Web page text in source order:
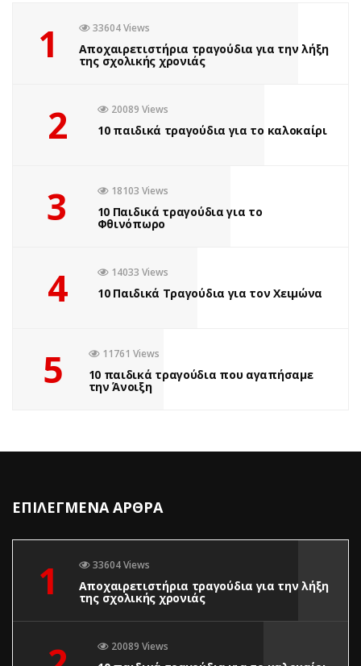
1 33604 Views
Αποχαιρετιστήρια τραγούδια για την λήξη
της σχολικής χρονιάς
2 20089 Views
10 παιδικά τραγούδια για το καλοκαίρι
3 18103 Views
10 Παιδικά τραγούδια για το
Φθινόπωρο
4 14033 Views
10 Παιδικά Τραγούδια για τον Χειμώνα
5 11761 Views
10 παιδικά τραγούδια που αγαπήσαμε
την Άνοιξη
ΕΠΙΛΕΓΜΕΝΑ ΑΡΘΡΑ
1 33604 Views
Αποχαιρετιστήρια τραγούδια για την λήξη
της σχολικής χρονιάς
20089 Views